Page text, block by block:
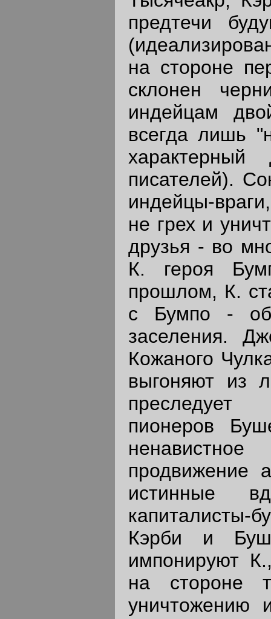
предтечи
на стороне
склонен
индейцам
всегда лишь
писателей).
индейцы-
не грех и
друзья - во
К. героя
прошлом, К.
с Бумпо -
заселения.
Кожаного
выгоняют из
преследует
пионеров
продвижение
истинные
капиталисты-
Кэрби и
импонируют
на стороне
уничтожению